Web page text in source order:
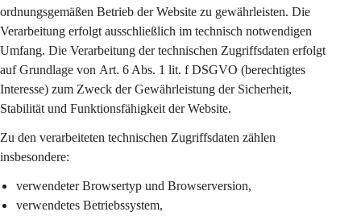
ordnungsgemäßen Betrieb der Website zu gewährleisten. Die
Verarbeitung erfolgt ausschließlich im technisch notwendigen
Umfang. Die Verarbeitung der technischen Zugriffsdaten erfolgt
auf Grundlage von Art. 6 Abs. 1 lit. f DSGVO (berechtigtes
Interesse) zum Zweck der Gewährleistung der Sicherheit,
Stabilität und Funktionsfähigkeit der Website.
Zu den verarbeiteten technischen Zugriffsdaten zählen
insbesondere:
verwendeter Browsertyp und Browserversion,
verwendetes Betriebssystem,